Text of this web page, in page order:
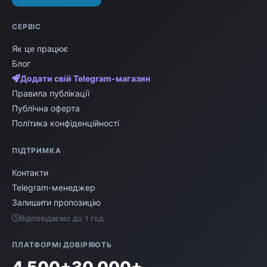
СЕРВІС
Як це працює
Блог
Додати свій Telegram-магазин
Правила публікації
Публічна оферта
Політика конфіденційності
ПІДТРИМКА
Контакти
Telegram-менеджер
Залишити пропозицію
Відповідаємо до 1 год
ПЛАТФОРМІ ДОВІРЯЮТЬ